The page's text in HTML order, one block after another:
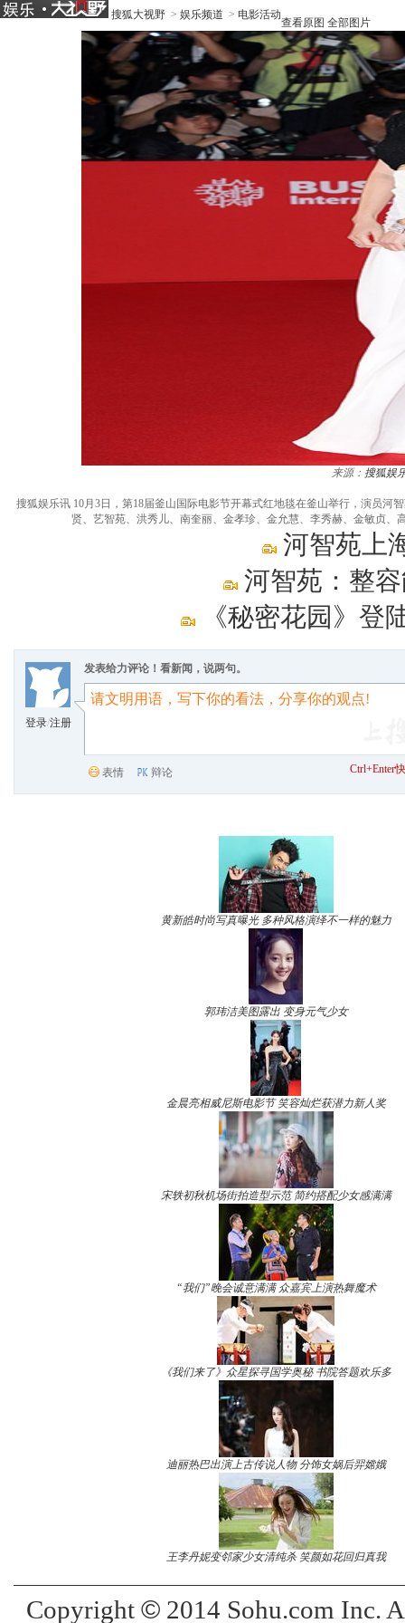
搜狐大视野 > 娱乐频道 > 电影活动
查看原图 全部图片
来源： 搜狐娱
搜狐娱乐讯 10月3日，第18届釜山国际电影节开幕式红地毯在釜山举行，演员
贤、艺智苑、洪秀儿、南奎丽、金孝珍、金允慧、李秀赫、金敏贞
河智苑上
河智苑：整
《秘密花园》登
登录/注册
发表给力评论！看新闻，说两句。
表情 辩论 Ctrl+Enter
黄新皓时尚写真曝光 多种风格演绎不一样的魅力
郭玮洁美图露出 变身元气少女
金晨亮相威尼斯电影节 笑容灿烂获潜力新人奖
宋轶初秋机场街拍造型示范 简约搭配少女感满满
“我们”晚会诚意满满 众嘉宾上演热舞魔术
《我们来了》众星探寻国学奥秘 书院答题欢乐多
迪丽热巴出演上古传说人物 分饰女娲后羿嫦娥
王李丹妮变邻家少女清纯杀 笑颜如花回归真我
Copyright ©2014 Sohu.com Inc.